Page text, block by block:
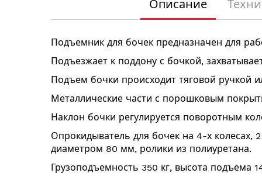
Описание
Подъемник для бочек предназначен для
Подъезжает к поддону с бочкой,
Подъем бочки происходит тяговой ручкой
Металлические части с порошковым
Наклон бочки регулируется поворотным
Опрокидыватель для бочек на 4-х
диаметром 80 мм, ролики из полиуретана.
Грузоподъемность 350 кг, высота